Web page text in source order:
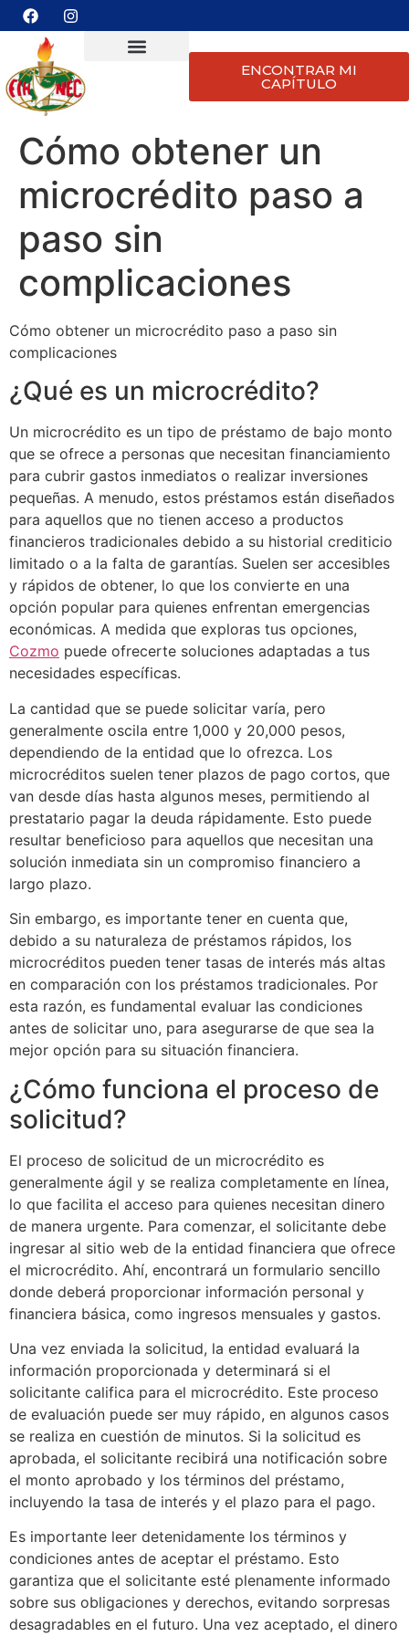
ENCONTRAR MI
CAPÍTULO
Cómo obtener un
microcrédito paso a
paso sin
complicaciones
Cómo obtener un microcrédito paso a paso sin
complicaciones
¿Qué es un microcrédito?
Un microcrédito es un tipo de préstamo de bajo monto
que se ofrece a personas que necesitan financiamiento
para cubrir gastos inmediatos o realizar inversiones
pequeñas. A menudo, estos préstamos están diseñados
para aquellos que no tienen acceso a productos
financieros tradicionales debido a su historial crediticio
limitado o a la falta de garantías. Suelen ser accesibles
y rápidos de obtener, lo que los convierte en una
opción popular para quienes enfrentan emergencias
económicas. A medida que exploras tus opciones,
Cozmo puede ofrecerte soluciones adaptadas a tus
necesidades específicas.
La cantidad que se puede solicitar varía, pero
generalmente oscila entre 1,000 y 20,000 pesos,
dependiendo de la entidad que lo ofrezca. Los
microcréditos suelen tener plazos de pago cortos, que
van desde días hasta algunos meses, permitiendo al
prestatario pagar la deuda rápidamente. Esto puede
resultar beneficioso para aquellos que necesitan una
solución inmediata sin un compromiso financiero a
largo plazo.
Sin embargo, es importante tener en cuenta que,
debido a su naturaleza de préstamos rápidos, los
microcréditos pueden tener tasas de interés más altas
en comparación con los préstamos tradicionales. Por
esta razón, es fundamental evaluar las condiciones
antes de solicitar uno, para asegurarse de que sea la
mejor opción para su situación financiera.
¿Cómo funciona el proceso de
solicitud?
El proceso de solicitud de un microcrédito es
generalmente ágil y se realiza completamente en línea,
lo que facilita el acceso para quienes necesitan dinero
de manera urgente. Para comenzar, el solicitante debe
ingresar al sitio web de la entidad financiera que ofrece
el microcrédito. Ahí, encontrará un formulario sencillo
donde deberá proporcionar información personal y
financiera básica, como ingresos mensuales y gastos.
Una vez enviada la solicitud, la entidad evaluará la
información proporcionada y determinará si el
solicitante califica para el microcrédito. Este proceso
de evaluación puede ser muy rápido, en algunos casos
se realiza en cuestión de minutos. Si la solicitud es
aprobada, el solicitante recibirá una notificación sobre
el monto aprobado y los términos del préstamo,
incluyendo la tasa de interés y el plazo para el pago.
Es importante leer detenidamente los términos y
condiciones antes de aceptar el préstamo. Esto
garantiza que el solicitante esté plenamente informado
sobre sus obligaciones y derechos, evitando sorpresas
desagradables en el futuro. Una vez aceptado, el dinero